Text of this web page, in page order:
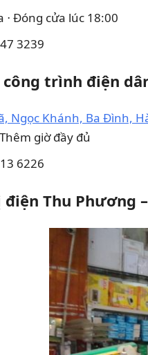
⋅ Đóng cửa lúc 18:00
3239
trình điện
Ngọc Khánh, Ba Đình,
giờ đầy đủ
6226
Thu Phương